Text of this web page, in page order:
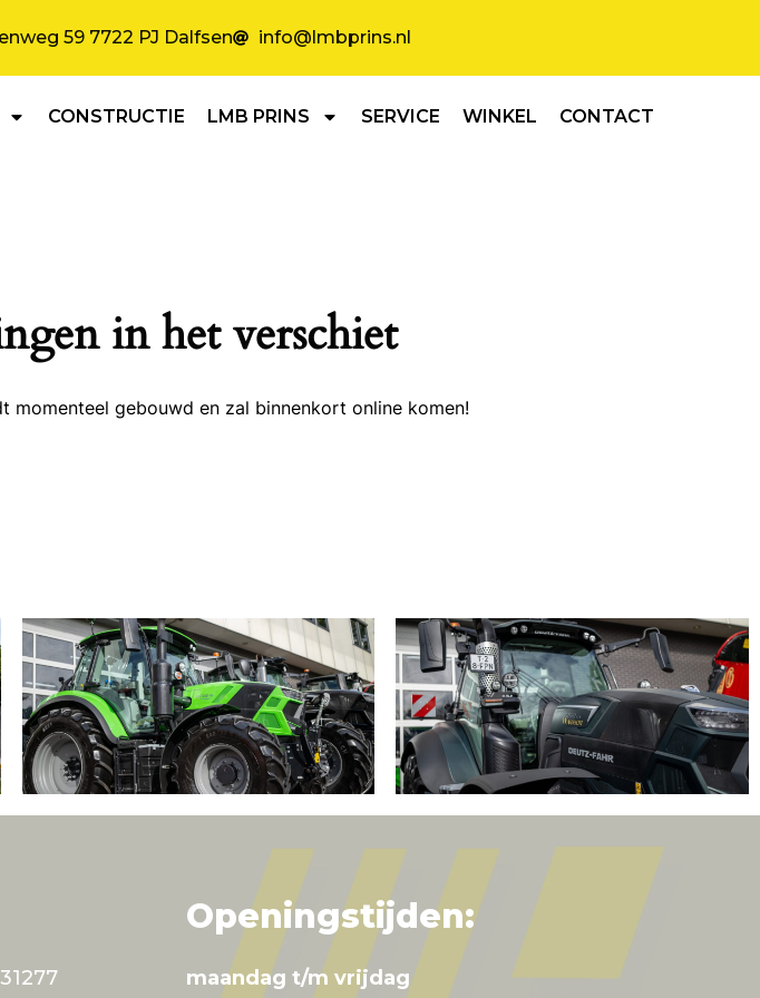
59 7722 PJ Dalfsen info@lmbprins.nl
CONSTRUCTIE LMB PRINS SERVICE WINKEL CONTACT
in het verschiet
gebouwd en zal binnenkort online komen!
Openingstijden:
maandag t/m vrijdag